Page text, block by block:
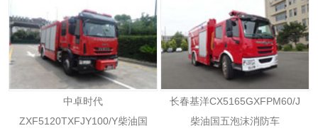
中卓时代
ZXF5120TXFJY100/Y柴油国
长春基洋CX5165GXFPM60/J
柴油国五泡沫消防车